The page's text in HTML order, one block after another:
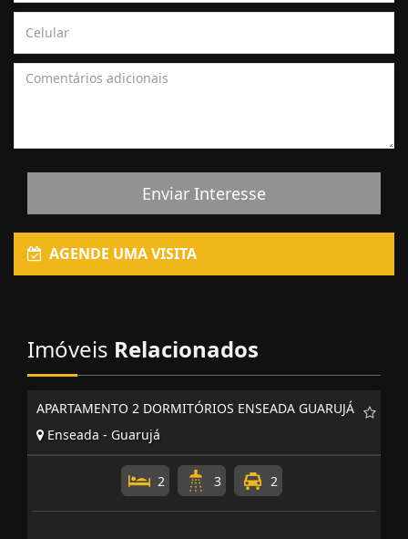
Enviar Interesse
AGENDE UMA VISITA
Imóveis Relacionados
APARTAMENTO 2 DORMITÓRIOS ENSEADA GUARUJÁ
Enseada - Guarujá
2 3 2